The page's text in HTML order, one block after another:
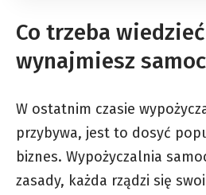
Co trzeba
wynajmiesz
W ostatnim czasie
przybywa, jest to dosyć
biznes. Wypożyczalnia
zasady, każda rządzi się